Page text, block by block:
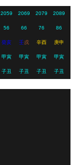
2059 2069 2079 2089
56 66 76 86
癸亥 壬戌 辛酉 庚申
甲寅 甲寅 甲寅 甲寅
子丑 子丑 子丑 子丑